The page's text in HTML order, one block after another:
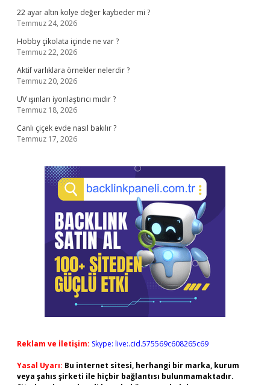
22 ayar altın kolye değer kaybeder mi ?
Temmuz 24, 2026
Hobby çikolata içinde ne var ?
Temmuz 22, 2026
Aktif varlıklara örnekler nelerdir ?
Temmuz 20, 2026
UV ışınları iyonlaştırıcı mıdır ?
Temmuz 18, 2026
Canlı çiçek evde nasıl bakılır ?
Temmuz 17, 2026
Reklam ve İletişim: Skype: live:.cid.575569c608265c69
Yasal Uyarı: Bu internet sitesi, herhangi bir marka, kurum
veya şahıs şirketi ile hiçbir bağlantısı bulunmamaktadır.